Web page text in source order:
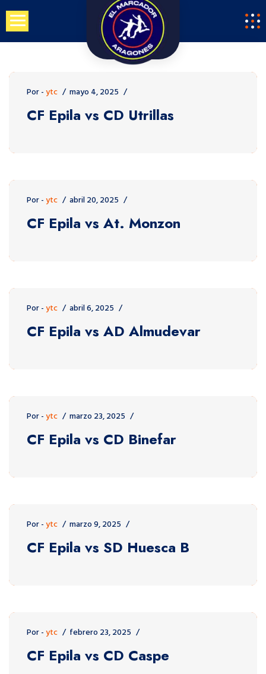
Saltar
contenido
Por -ytc mayo 4, 2025
CF Epila vs CD Utrillas
Por -ytc abril 20, 2025
CF Epila vs At. Monzon
Por -ytc abril 6, 2025
CF Epila vs AD Almudevar
Por -ytc marzo 23, 2025
CF Epila vs CD Binefar
Por -ytc marzo 9, 2025
CF Epila vs SD Huesca B
Por -ytc febrero 23, 2025
CF Epila vs CD Caspe